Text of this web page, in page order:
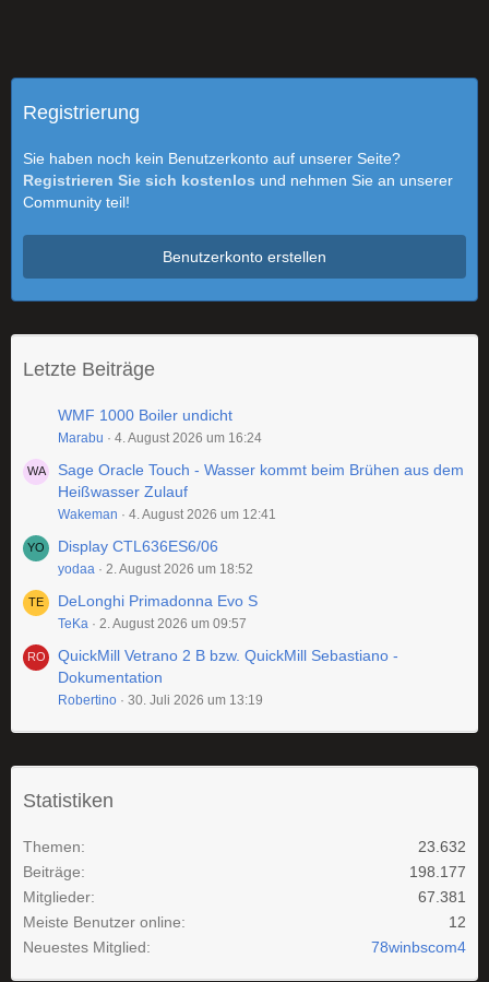
Registrierung
Sie haben noch kein Benutzerkonto auf unserer Seite?
Registrieren Sie sich kostenlos und nehmen Sie an unserer
Community teil!
Benutzerkonto erstellen
Letzte Beiträge
WMF 1000 Boiler undicht
Marabu 4. August 2026 um 16:24
Sage Oracle Touch - Wasser kommt beim Brühen aus dem
Heißwasser Zulauf
Wakeman 4. August 2026 um 12:41
Display CTL636ES6/06
yodaa 2. August 2026 um 18:52
DeLonghi Primadonna Evo S
TeKa 2. August 2026 um 09:57
QuickMill Vetrano 2 B bzw. QuickMill Sebastiano -
Dokumentation
Robertino 30. Juli 2026 um 13:19
Statistiken
Themen
23.632
Beiträge
198.177
Mitglieder
67.381
Meiste Benutzer online
12
Neuestes Mitglied
78winbscom4